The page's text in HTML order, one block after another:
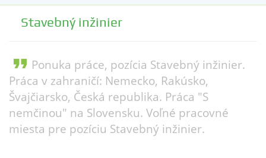
Stavebný inžinier
format_quote Ponuka práce, pozícia Stavebný inžinier.
Práca v zahraničí: Nemecko, Rakúsko,
Švajčiarsko, Česká republika. Práca "S
nemčinou" na Slovensku. Voľné pracovné
miesta pre pozíciu Stavebný inžinier.